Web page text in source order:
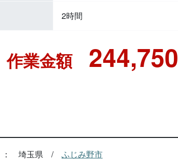
2時間
作業金額 244,750
埼玉県 ふじみ野市